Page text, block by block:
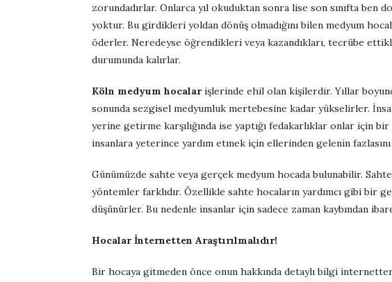
zorundadırlar. Onlarca yıl okuduktan sonra lise son sınıfta
yoktur. Bu girdikleri yoldan dönüş olmadığını bilen medyum
öderler. Neredeyse öğrendikleri veya kazandıkları, tecrübe
durumunda kalırlar.
Köln medyum hocalarişlerinde ehil olan kişilerdir. Yıllar
sonunda sezgisel medyumluk mertebesine kadar yükselirler.
yerine getirme karşılığında ise yaptığı fedakarlıklar onlar için
insanlara yeterince yardım etmek için ellerinden gelenin fazlasını
Günümüzde sahte veya gerçek medyum hocada bulunabilir.
yöntemler farklıdır. Özellikle sahte hocaların yardımcı gibi bir
düşünürler. Bu nedenle insanlar için sadece zaman kaybından
Hocalar İnternetten Araştırılmalıdır!
Bir hocaya gitmeden önce onun hakkında detaylı bilgi